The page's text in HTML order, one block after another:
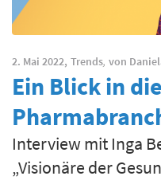
2. Mai 2022, Trends, von
Ein Blick in
Interview mit Inga
„Visionäre der